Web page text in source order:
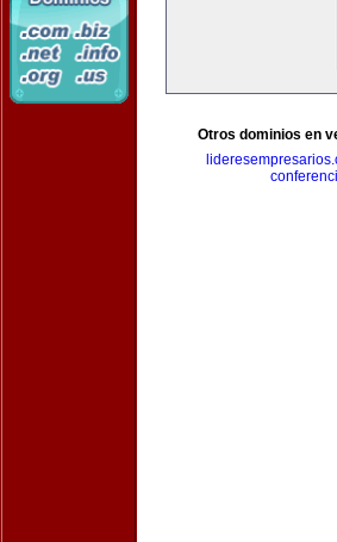
Otros dominios en